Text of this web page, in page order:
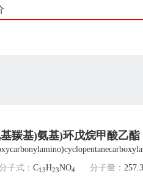
羰基)氨基)环戊烷甲酸乙酯
子式： C13H23NO4 分子量：